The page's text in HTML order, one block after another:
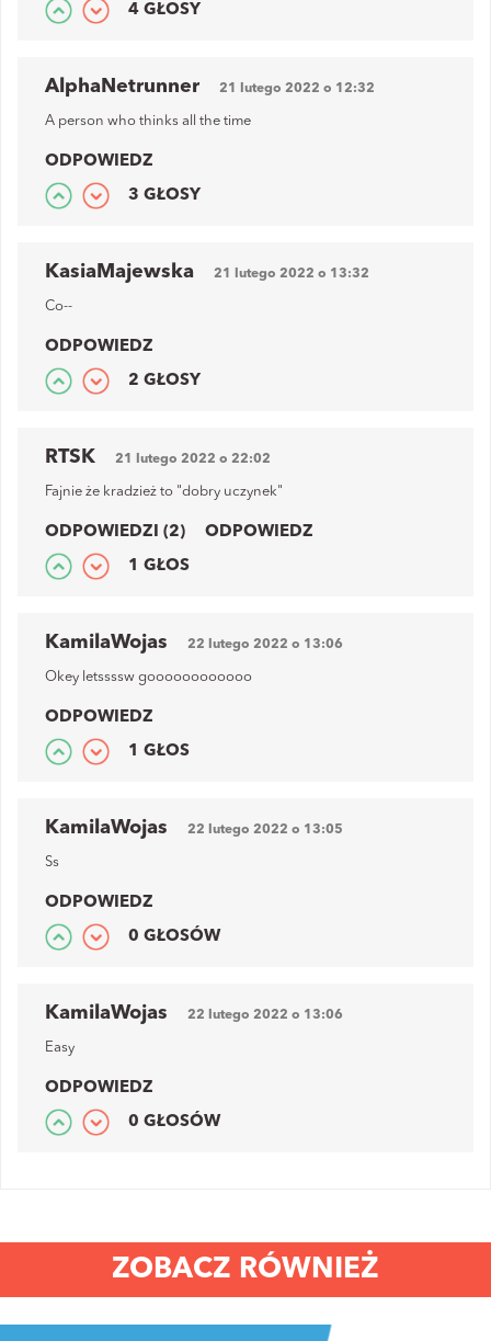
4 GŁOSY
AlphaNetrunner 21 lutego 2022 o 12:32
A person who thinks all the time
ODPOWIEDZ
3 GŁOSY
KasiaMajewska 21 lutego 2022 o 13:32
Co--
ODPOWIEDZ
2 GŁOSY
RTSK 21 lutego 2022 o 22:02
Fajnie że kradzież to "dobry uczynek"
ODPOWIEDZI (2) ODPOWIEDZ
1 GŁOS
KamilaWojas 22 lutego 2022 o 13:06
Okey letssssw goooooooooooo
ODPOWIEDZ
1 GŁOS
KamilaWojas 22 lutego 2022 o 13:05
Ss
ODPOWIEDZ
0 GŁOSÓW
KamilaWojas 22 lutego 2022 o 13:06
Easy
ODPOWIEDZ
0 GŁOSÓW
ZOBACZ RÓWNIEŻ